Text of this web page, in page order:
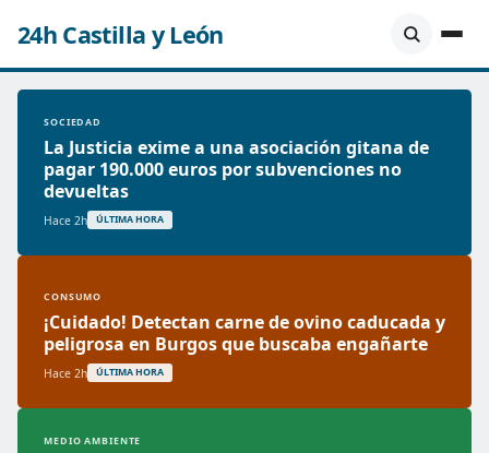
24h Castilla y León
SOCIEDAD
La Justicia exime a una asociación gitana de
pagar 190.000 euros por subvenciones no
devueltas
Hace 2h ÚLTIMA HORA
CONSUMO
¡Cuidado! Detectan carne de ovino caducada y
peligrosa en Burgos que buscaba engañarte
Hace 2h ÚLTIMA HORA
MEDIO AMBIENTE